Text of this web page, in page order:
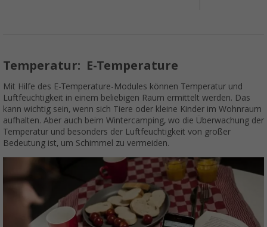
Temperatur: E-Temperature
Mit Hilfe des E-Temperature-Modules können Temperatur und
Luftfeuchtigkeit in einem beliebigen Raum ermittelt werden. Das
kann wichtig sein, wenn sich Tiere oder kleine Kinder im Wohnraum
aufhalten. Aber auch beim Wintercamping, wo die Überwachung der
Temperatur und besonders der Luftfeuchtigkeit von großer
Bedeutung ist, um Schimmel zu vermeiden.